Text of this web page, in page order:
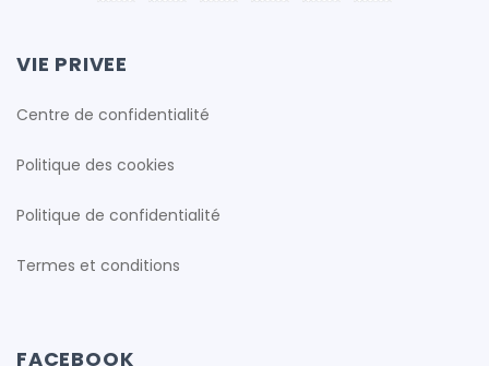
VIE PRIVEE
Centre de confidentialité
Politique des cookies
Politique de confidentialité
Termes et conditions
FACEBOOK